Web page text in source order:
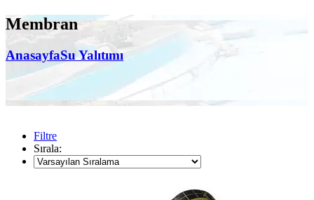
Membran
AnasayfaSu Yalıtımı
Filtre
Sırala: